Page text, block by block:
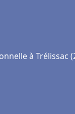
à Trélissac